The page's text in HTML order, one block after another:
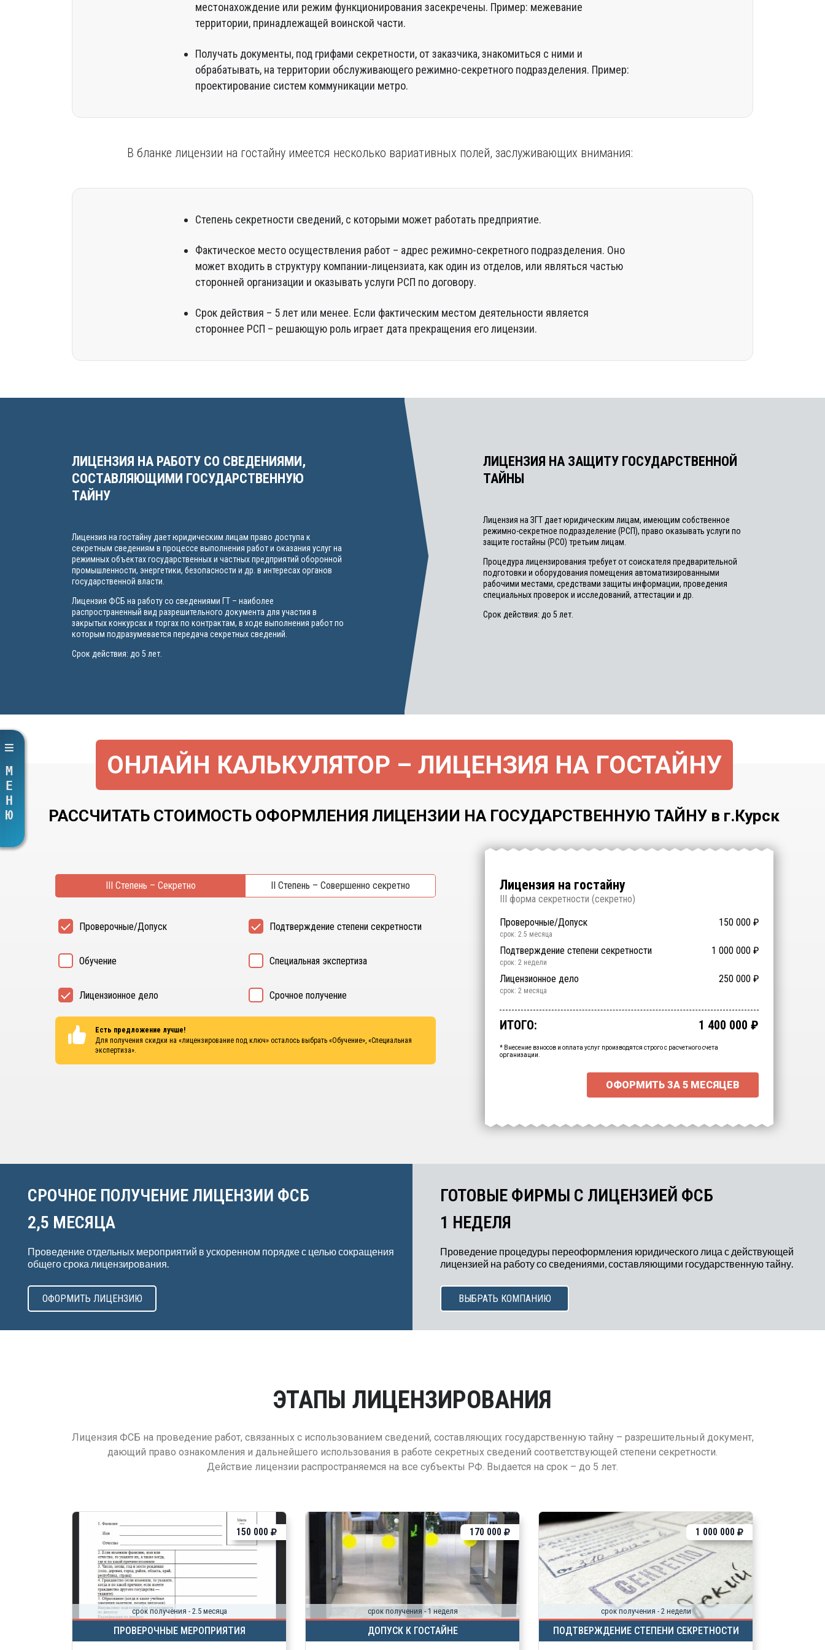
местонахождение или режим функционирования засекречены. Пример: межевание
территории, принадлежащей воинской части.
Получать документы, под грифами секретности, от заказчика, знакомиться с ними и
обрабатывать, на территории обслуживающего режимно-секретного подразделения. Пример:
проектирование систем коммуникации метро.
В бланке лицензии на гостайну имеется несколько вариативных полей, заслуживающих внимания:
Степень секретности сведений, с которыми может работать предприятие.
Фактическое место осуществления работ – адрес режимно-секретного подразделения. Оно
может входить в структуру компании-лицензиата, как один из отделов, или являться частью
сторонней организации и оказывать услуги РСП по договору.
Срок действия – 5 лет или менее. Если фактическим местом деятельности является
стороннее РСП – решающую роль играет дата прекращения его лицензии.
ЛИЦЕНЗИЯ НА РАБОТУ СО СВЕДЕНИЯМИ,
СОСТАВЛЯЮЩИМИ ГОСУДАРСТВЕННУЮ
ТАЙНУ
Лицензия на гостайну дает юридическим лицам право доступа к
секретным сведениям в процессе выполнения работ и оказания услуг на
режимных объектах государственных и частных предприятий оборонной
промышленности, энергетики, безопасности и др. в интересах органов
государственной власти.
Лицензия ФСБ на работу со сведениями ГТ – наиболее
распространенный вид разрешительного документа для участия в
закрытых конкурсах и торгах по контрактам, в ходе выполнения работ по
которым подразумевается передача секретных сведений.
Срок действия: до 5 лет.
ЛИЦЕНЗИЯ НА ЗАЩИТУ ГОСУДАРСТВЕННОЙ
ТАЙНЫ
Лицензия на ЗГТ дает юридическим лицам, имеющим собственное
режимно-секретное подразделение (РСП), право оказывать услуги по
защите гостайны (РСО) третьим лицам.
Процедура лицензирования требует от соискателя предварительной
подготовки и оборудования помещения автоматизированными
рабочими местами, средствами защиты информации, проведения
специальных проверок и исследований, аттестации и др.
Срок действия: до 5 лет.
ОНЛАЙН КАЛЬКУЛЯТОР – ЛИЦЕНЗИЯ НА ГОСТАЙНУ
РАССЧИТАТЬ СТОИМОСТЬ ОФОРМЛЕНИЯ ЛИЦЕНЗИИ НА ГОСУДАРСТВЕННУЮ ТАЙНУ в г.Курск
III Степень – Секретно II Степень – Совершенно секретно
Проверочные/Допуск Подтверждение степени секретности
Обучение Специальная экспертиза
Лицензионное дело Срочное получение
Есть предложение лучше!
Для получения скидки на «лицензирование под ключ» осталось выбрать «Обучение», «Специальная
экспертиза».
Лицензия на гостайну
III форма секретности (секретно)
Проверочные/Допуск
150 000 ₽
срок: 2.5 месяца
Подтверждение степени секретности 1 000 000 ₽
срок: 2 недели
Обучение 60 000 ₽
срок: 2 недели
Специальная экспертиза 200 000 ₽
срок: 2 недели
Лицензионное дело 250 000 ₽
срок: 2 месяца
Срочное получение 700 000 ₽
Промежуточный итог:
15000 ₽
Ваша персональна скидка
ИТОГО: 1 400 000 ₽
* Внесение взносов и оплата услуг производятся строго с расчетного счета
организации.
ОФОРМИТЬ ЗА 5 МЕСЯЦЕВ
СРОЧНОЕ ПОЛУЧЕНИЕ ЛИЦЕНЗИИ ФСБ
2,5 МЕСЯЦА
Проведение отдельных мероприятий в ускоренном порядке с целью сокращения
общего срока лицензирования.
ОФОРМИТЬ ЛИЦЕНЗИЮ
ГОТОВЫЕ ФИРМЫ С ЛИЦЕНЗИЕЙ ФСБ
1 НЕДЕЛЯ
Проведение процедуры переоформления юридического лица с действующей
лицензией на работу со сведениями, составляющими государственную тайну.
ВЫБРАТЬ КОМПАНИЮ
ЭТАПЫ ЛИЦЕНЗИРОВАНИЯ
Лицензия ФСБ на проведение работ, связанных с использованием сведений, составляющих государственную тайну – разрешительный документ,
дающий право ознакомления и дальнейшего использования в работе секретных сведений соответствующей степени секретности.
Действие лицензии распространяемся на все субъекты РФ. Выдается на срок – до 5 лет.
срок получения - 2.5 месяца
ПРОВЕРОЧНЫЕ МЕРОПРИЯТИЯ
150 000
срок получения - 1 неделя
ДОПУСК К ГОСТАЙНЕ
170 000
срок получения - 2 недели
ПОДТВЕРЖДЕНИЕ СТЕПЕНИ СЕКРЕТНОСТИ
1 000 000
МЕНЮ